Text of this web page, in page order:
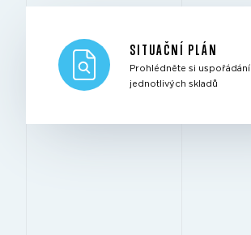
SITUAČNÍ PLÁN
Prohlédněte si uspořádání
jednotlivých skladů